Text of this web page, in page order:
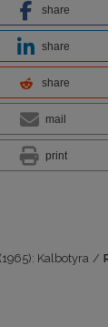
share
share
share
mail
print
Kalbotyra /